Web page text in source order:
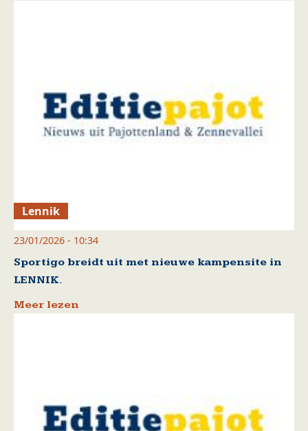
Lennik
23/01/2026 - 10:34
Sportigo breidt uit met nieuwe kampensite in
LENNIK.
Meer lezen